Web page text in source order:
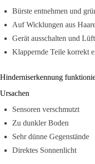
Bürste entnehmen und
Auf Wicklungen aus
Gerät ausschalten und
Klappernde Teile korrekt
Hinderniserkennung
Ursachen
Sensoren verschmutzt
Zu dunkler Boden
Sehr dünne Gegenstände
Direktes Sonnenlicht